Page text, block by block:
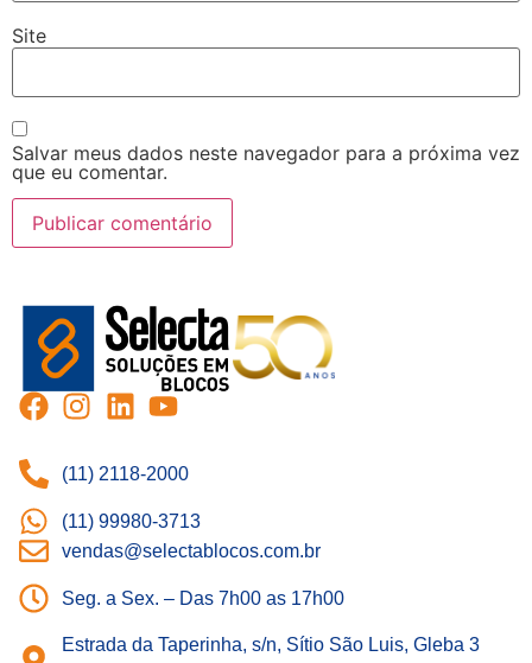
Site
Salvar meus dados neste navegador para a próxima vez
que eu comentar.
(11) 2118-2000
(11) 99980-3713
vendas@selectablocos.com.br
Seg. a Sex. – Das 7h00 as 17h00
Estrada da Taperinha, s/n, Sítio São Luis, Gleba 3